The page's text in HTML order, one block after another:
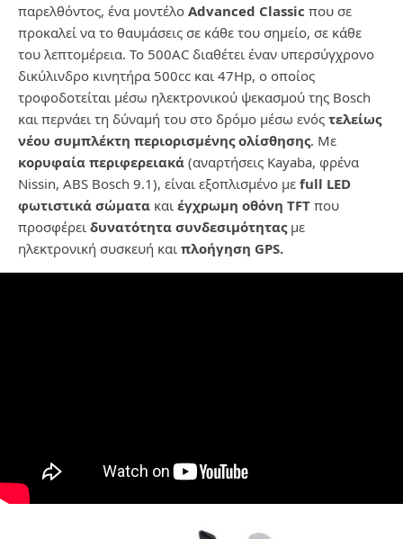
παρελθόντος, ένα μοντέλο Advanced Classic που σε
προκαλεί να το θαυμάσεις σε κάθε του σημείο, σε κάθε
του λεπτομέρεια. To 500AC διαθέτει έναν υπερσύγχρονο
δικύλινδρο κινητήρα 500cc και 47Hp, ο οποίος
τροφοδοτείται μέσω ηλεκτρονικού ψεκασμού της Bosch
και περνάει τη δύναμή του στο δρόμο μέσω ενός τελείως
νέου συμπλέκτη περιορισμένης ολίσθησης. Με
κορυφαία περιφερειακά (αναρτήσεις Kayaba, φρένα
Nissin, ABS Bosch 9.1), είναι εξοπλισμένο με full LED
φωτιστικά σώματα και έγχρωμη οθόνη TFT που
προσφέρει δυνατότητα συνδεσιμότηταςμε
ηλεκτρονική συσκευή και πλοήγηση GPS.